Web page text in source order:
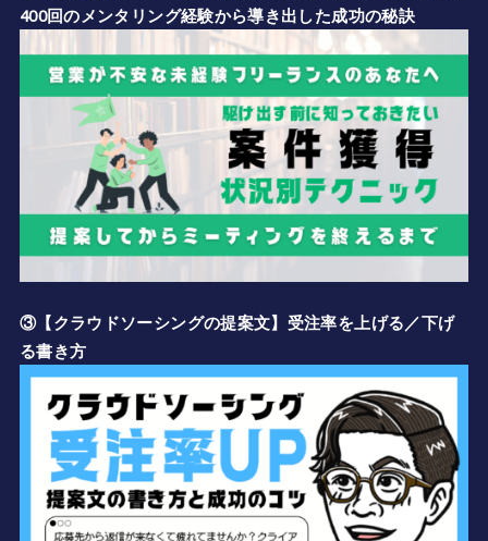
400回のメンタリング経験から導き出した成功の秘訣
③【クラウドソーシングの提案文】受注率を上げる／下げ
る書き方